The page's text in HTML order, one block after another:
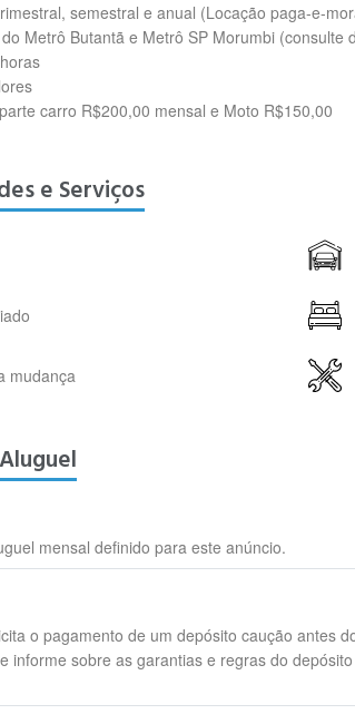
semestral e anual (Locação paga-e-
Metrô Butantã e Metrô SP Morumbi (consulte
carro R$200,00 mensal e Moto R$150,00
e Serviços
mudança
mensal definido para este anúncio.
o pagamento de um depósito caução antes
informe sobre as garantias e regras do depósito